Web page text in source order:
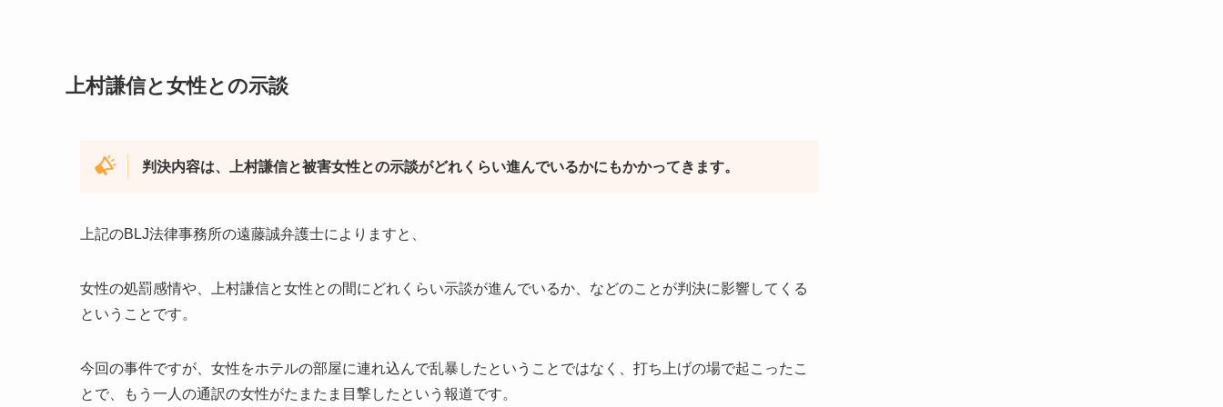
上村謙信と女性との示談
判決内容は、上村謙信と被害女性との示談がどれくらい進んでいるかにもかかってきます。
上記のBLJ法律事務所の遠藤誠弁護士によりますと、
女性の処罰感情や、上村謙信と女性との間にどれくらい示談が進んでいるか、などのことが判決に影響してくる
ということです。
今回の事件ですが、女性をホテルの部屋に連れ込んで乱暴したということではなく、打ち上げの場で起こったこ
とで、もう一人の通訳の女性がたまたま目撃したという報道です。